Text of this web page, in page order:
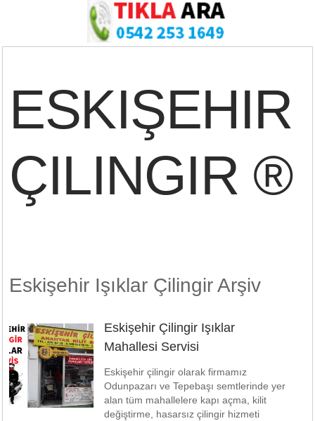
ESKIŞEHIR
ÇILINGIR ®
Eskişehir Işıklar Çilingir Arşiv
Eskişehir Çilingir Işıklar
Mahallesi Servisi
Eskişehir çilingir olarak firmamız
Odunpazarı ve Tepebaşı semtlerinde yer
alan tüm mahallelere kapı açma, kilit
değiştirme, hasarsız çilingir hizmeti